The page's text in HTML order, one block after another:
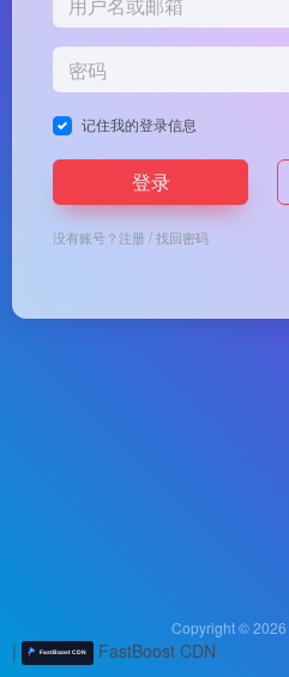
记住我的登录信息
登录
没有账号？注册/找回密码
Copyright © 2026
| FastBoost CDN